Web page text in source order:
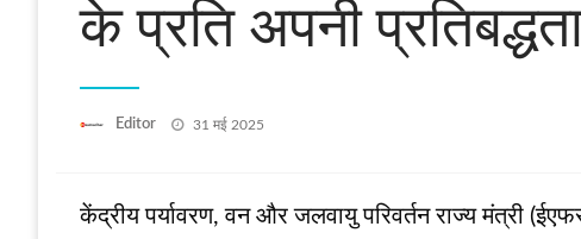
के प्रति अपनी
Editor
Posted
31 मई 2025
केंद्रीय पर्यावरण, वन और जलवायु परिवर्तन राज्य मंत्री